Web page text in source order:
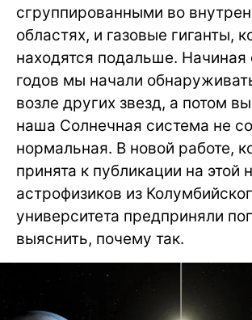
сгруппированными во
областях, и газовые гиганты,
находятся подальше. Начиная
годов мы начали
возле других звезд, а потом
наша Солнечная система не
нормальная. В новой работе,
принята к публикации на этой
астрофизиков из
университета предприняли
выяснить, почему так.